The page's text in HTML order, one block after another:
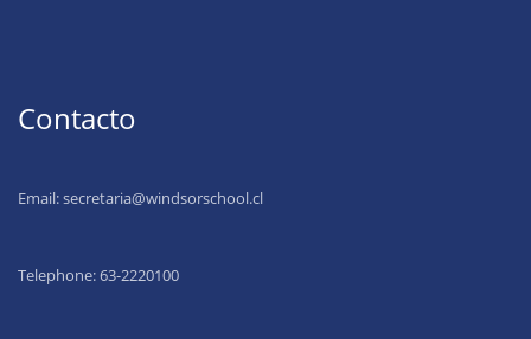
Contacto
Email:secretaria@windsorschool.cl
Telephone: 63-2220100